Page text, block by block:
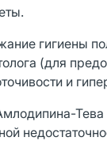
гигиены
(для
и
Тева